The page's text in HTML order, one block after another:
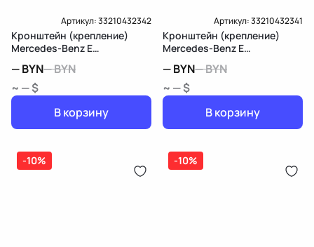
Артикул:33210432342
Кронштейн (крепление)
Mercedes-Benz E
—BYN—BYN
~ — $
В корзину
Артикул:33210432341
Кронштейн (крепление)
Mercedes-Benz E
—BYN—BYN
~ — $
В корзину
-10% -10%